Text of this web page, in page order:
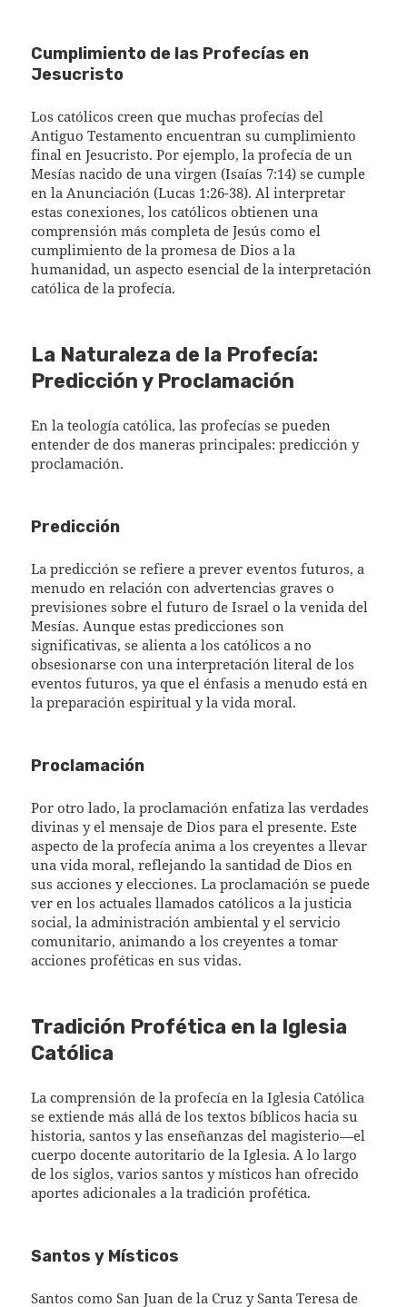
Cumplimiento de las Profecías en
Jesucristo
Los católicos creen que muchas profecías del
Antiguo Testamento encuentran su cumplimiento
final en Jesucristo. Por ejemplo, la profecía de un
Mesías nacido de una virgen (Isaías 7:14) se cumple
en la Anunciación (Lucas 1:26-38). Al interpretar
estas conexiones, los católicos obtienen una
comprensión más completa de Jesús como el
cumplimiento de la promesa de Dios a la
humanidad, un aspecto esencial de la interpretación
católica de la profecía.
La Naturaleza de la Profecía:
Predicción y Proclamación
En la teología católica, las profecías se pueden
entender de dos maneras principales: predicción y
proclamación.
Predicción
La predicción se refiere a prever eventos futuros, a
menudo en relación con advertencias graves o
previsiones sobre el futuro de Israel o la venida del
Mesías. Aunque estas predicciones son
significativas, se alienta a los católicos a no
obsesionarse con una interpretación literal de los
eventos futuros, ya que el énfasis a menudo está en
la preparación espiritual y la vida moral.
Proclamación
Por otro lado, la proclamación enfatiza las verdades
divinas y el mensaje de Dios para el presente. Este
aspecto de la profecía anima a los creyentes a llevar
una vida moral, reflejando la santidad de Dios en
sus acciones y elecciones. La proclamación se puede
ver en los actuales llamados católicos a la justicia
social, la administración ambiental y el servicio
comunitario, animando a los creyentes a tomar
acciones proféticas en sus vidas.
Tradición Profética en la Iglesia
Católica
La comprensión de la profecía en la Iglesia Católica
se extiende más allá de los textos bíblicos hacia su
historia, santos y las enseñanzas del magisterio—el
cuerpo docente autoritario de la Iglesia. A lo largo
de los siglos, varios santos y místicos han ofrecido
aportes adicionales a la tradición profética.
Santos y Místicos
Santos como San Juan de la Cruz y Santa Teresa de